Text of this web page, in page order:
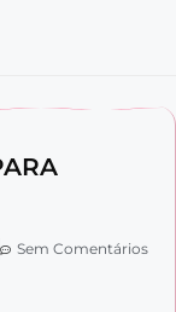
Sem Comentários